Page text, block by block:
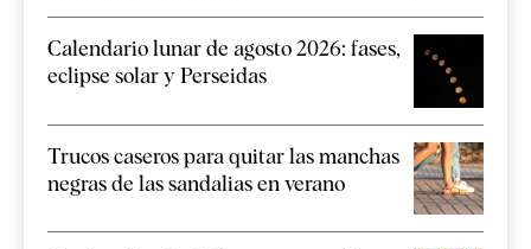
Calendario lunar de agosto 2026: fases,
eclipse solar y Perseidas
Trucos caseros para quitar las manchas
negras de las sandalias en verano